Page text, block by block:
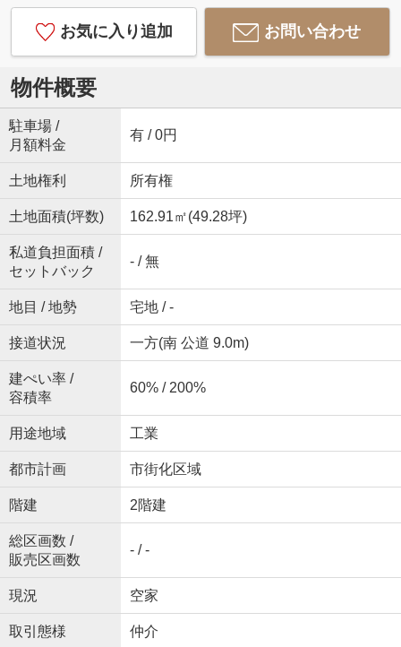
お気に入り追加 お問い合わせ
物件概要
駐車場 /
月額料金
有 / 0円
土地権利 所有権
土地面積(坪数) 162.91㎡(49.28坪)
私道負担面積 /
セットバック
- / 無
地目 / 地勢 宅地 / -
接道状況 一方(南 公道 9.0m)
建ぺい率 /
容積率
60% / 200%
用途地域 工業
都市計画 市街化区域
階建 2階建
総区画数 /
販売区画数
- / -
現況 空家
取引態様 仲介